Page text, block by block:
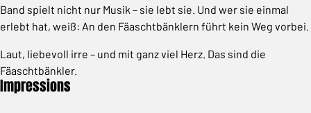
Band spielt nicht nur Musik – sie lebt sie. Und wer sie einmal
erlebt hat, weiß: An den Fäaschtbänklern führt kein Weg vorbei.
Laut, liebevoll irre – und mit ganz viel Herz. Das sind die
Fäaschtbänkler.
Impressions